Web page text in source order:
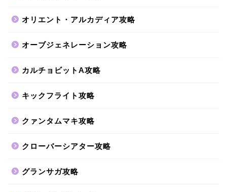
オリエント・アルカディア攻略
オーブジェネレーション攻略
カルチョビットA攻略
キックフライト攻略
クァンタムマキ攻略
クローバーシアター攻略
グランサガ攻略